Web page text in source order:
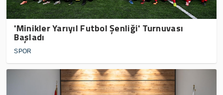
'Minikler Yarıyıl Futbol Şenliği' Turnuvası
Başladı
SPOR